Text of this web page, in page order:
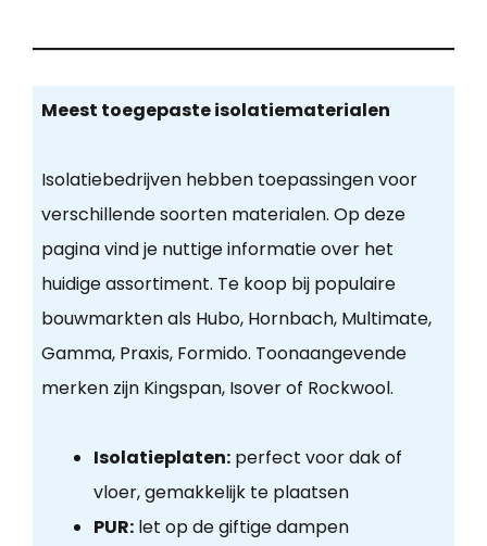
Meest toegepaste isolatiematerialen
Isolatiebedrijven hebben toepassingen voor
verschillende soorten materialen. Op deze
pagina vind je nuttige informatie over het
huidige assortiment. Te koop bij populaire
bouwmarkten als Hubo, Hornbach, Multimate,
Gamma, Praxis, Formido. Toonaangevende
merken zijn Kingspan, Isover of Rockwool.
Isolatieplaten:perfect voor dak of
vloer, gemakkelijk te plaatsen
PUR:let op de giftige dampen